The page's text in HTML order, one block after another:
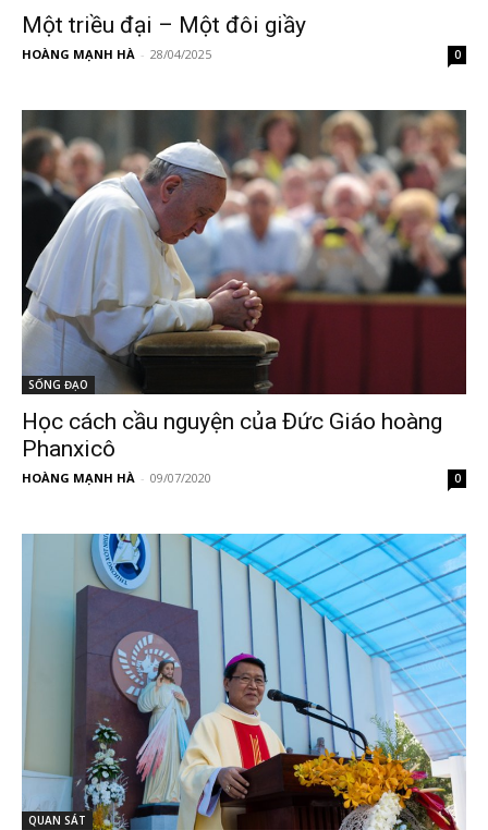
Một triều đại – Một đôi giầy
HOÀNG MẠNH HÀ - 28/04/2025 0
SỐNG ĐẠO
Học cách cầu nguyện của Đức Giáo hoàng
Phanxicô
HOÀNG MẠNH HÀ - 09/07/2020 0
QUAN SÁT